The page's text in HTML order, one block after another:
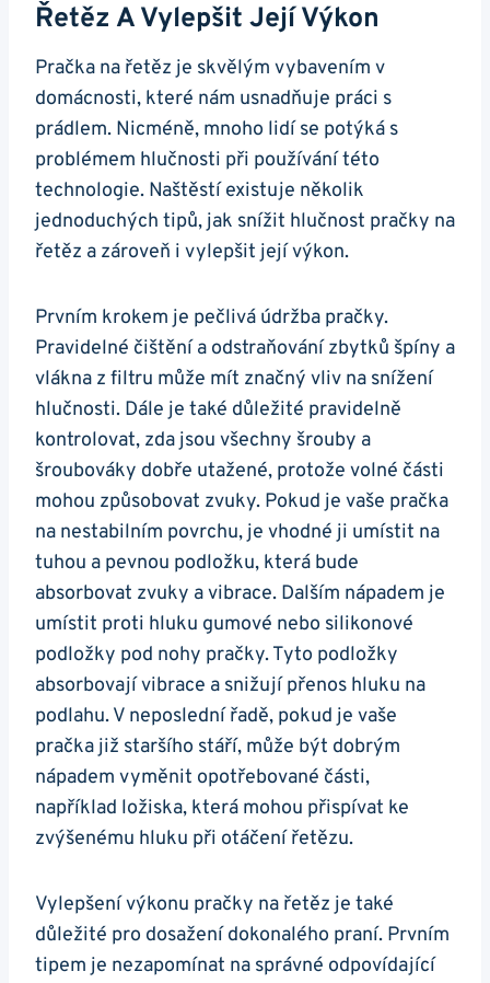
Řetěz A Vylepšit ‍její Výkon
Pračka na řetěz je skvělým vybavením v
⁢domácnosti, které nám usnadňuje⁢ práci s
prádlem. Nicméně, mnoho lidí se potýká s
problémem hlučnosti při používání této
technologie. Naštěstí existuje několik
jednoduchých tipů, ​jak snížit⁢ hlučnost ⁤pračky na
řetěz a zároveň i vylepšit‌ její výkon.
Prvním krokem je pečlivá údržba pračky.
Pravidelné čištění a odstraňování‌ zbytků ⁣špíny a
vlákna‍ z filtru ⁤může​ mít značný vliv na snížení
hlučnosti. Dále je také⁢ důležité pravidelně
kontrolovat, zda jsou všechny šrouby a
‍šroubováky‍ dobře‌ utažené, protože⁢ volné ⁣části
mohou způsobovat zvuky. Pokud ​je vaše​ pračka
na‍ nestabilním povrchu, je vhodné ji umístit na
tuhou a pevnou⁤ podložku, ⁢která bude
absorbovat zvuky a vibrace. Dalším nápadem je
umístit proti‍ hluku gumové nebo silikonové
podložky pod nohy pračky. Tyto podložky
absorbovají vibrace‌ a snižují přenos hluku na
podlahu. ⁢V neposlední ⁤řadě, pokud je vaše
pračka již staršího‍ stáří, může být dobrým
nápadem vyměnit opotřebované části,
například ložiska, která mohou přispívat ke
zvýšenému hluku při otáčení řetězu.
Vylepšení výkonu pračky na řetěz je ‌také​
důležité⁤ pro‍ dosažení dokonalého praní. Prvním
tipem je nezapomínat na správné odpovídající